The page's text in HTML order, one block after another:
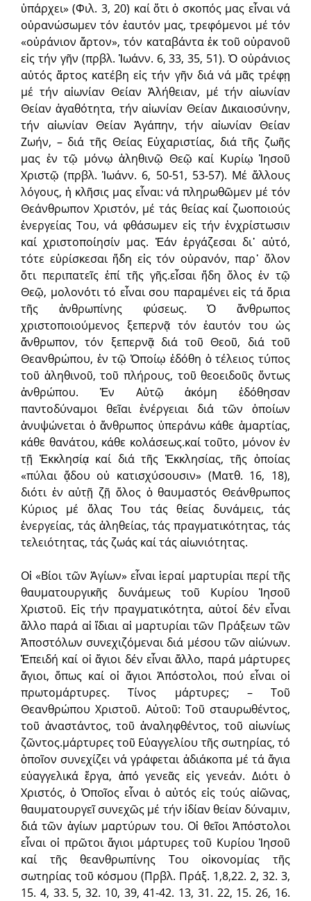
ὑπάρχει» (Φιλ. 3, 20) καί ὅτι ὁ σκοπός μας εἶναι νά
οὐρανώσωμεν τόν ἑαυτόν μας, τρεφόμενοι μέ τόν
«οὐράνιον ἄρτον», τόν καταβάντα ἐκ τοῦ οὐρανοῦ
εἰς τήν γῆν (πρβλ. Ἰωάνν. 6, 33, 35, 51). Ὁ οὐράνιος
αὐτός ἄρτος κατέβη εἰς τήν γῆν διά νά μᾶς τρέφῃ
μέ τήν αἰωνίαν Θείαν Ἀλήθειαν, μέ τήν αἰωνίαν
Θείαν ἀγαθότητα, τήν αἰωνίαν Θείαν Δικαιοσύνην,
τήν αἰωνίαν Θείαν Ἀγάπην, τήν αἰωνίαν Θείαν
Ζωήν, – διά τῆς Θείας Εὐχαριστίας, διά τῆς ζωῆς
μας ἐν τῷ μόνῳ ἀληθινῷ Θεῷ καί Κυρίῳ Ἰησοῦ
Χριστῷ (πρβλ. Ἰωάνν. 6, 50-51, 53-57). Μέ ἄλλους
λόγους, ἡ κλῆσις μας εἶναι: νά πληρωθῶμεν μέ τόν
Θεάνθρωπον Χριστόν, μέ τάς θείας καί ζωοποιούς
ἐνεργείας Του, νά φθάσωμεν εἰς τήν ἐνχρίστωσιν
καί χριστοποίησίν μας. Ἐάν ἐργάζεσαι δι᾽ αὐτό,
τότε εὑρίσκεσαι ἤδη εἰς τόν οὐρανόν, παρ᾽ ὅλον
ὅτι περιπατεῖς ἐπί τῆς γῆς.εἶσαι ἤδη ὅλος ἐν τῷ
Θεῷ, μολονότι τό εἶναι σου παραμένει εἰς τά ὅρια
τῆς ἀνθρωπίνης φύσεως. Ὁ ἄνθρωπος
χριστοποιούμενος ξεπερνᾷ τόν ἑαυτόν του ὡς
ἄνθρωπον, τόν ξεπερνᾷ διά τοῦ Θεοῦ, διά τοῦ
Θεανθρώπου, ἐν τῷ Ὁποίῳ ἐδόθη ὁ τέλειος τύπος
τοῦ ἀληθινοῦ, τοῦ πλήρους, τοῦ θεοειδοῦς ὄντως
ἀνθρώπου. Ἐν Αὐτῷ ἀκόμη ἐδόθησαν
παντοδύναμοι θεῖαι ἐνέργειαι διά τῶν ὁποίων
ἀνυψώνεται ὁ ἄνθρωπος ὑπεράνω κάθε ἁμαρτίας,
κάθε θανάτου, κάθε κολάσεως.καί τοῦτο, μόνον ἐν
τῇ Ἐκκλησίᾳ καί διά τῆς Ἐκκλησίας, τῆς ὁποίας
«πύλαι ᾅδου οὐ κατισχύσουσιν» (Ματθ. 16, 18),
διότι ἐν αὐτῇ ζῇ ὅλος ὁ θαυμαστός Θεάνθρωπος
Κύριος μέ ὅλας Του τάς θείας δυνάμεις, τάς
ἐνεργείας, τάς ἀληθείας, τάς πραγματικότητας, τάς
τελειότητας, τάς ζωάς καί τάς αἰωνιότητας.
Οἱ «Βίοι τῶν Ἁγίων» εἶναι ἱεραί μαρτυρίαι περί τῆς
θαυματουργικῆς δυνάμεως τοῦ Κυρίου Ἰησοῦ
Χριστοῦ. Εἰς τήν πραγματικότητα, αὐτοί δέν εἶναι
ἄλλο παρά αἱ ἴδιαι αἱ μαρτυρίαι τῶν Πράξεων τῶν
Ἀποστόλων συνεχιζόμεναι διά μέσου τῶν αἰώνων.
Ἐπειδή καί οἱ ἅγιοι δέν εἶναι ἄλλο, παρά μάρτυρες
ἅγιοι, ὅπως καί οἱ ἅγιοι Ἀπόστολοι, πού εἶναι οἱ
πρωτομάρτυρες. Τίνος μάρτυρες; – Τοῦ
Θεανθρώπου Χριστοῦ. Αὐτοῦ: Τοῦ σταυρωθέντος,
τοῦ ἀναστάντος, τοῦ ἀναληφθέντος, τοῦ αἰωνίως
ζῶντος.μάρτυρες τοῦ Εὐαγγελίου τῆς σωτηρίας, τό
ὁποῖον συνεχίζει νά γράφεται ἀδιάκοπα μέ τά ἅγια
εὐαγγελικά ἔργα, ἀπό γενεᾶς εἰς γενεάν. Διότι ὁ
Χριστός, ὁ Ὁποῖος εἶναι ὁ αὐτός εἰς τούς αἰῶνας,
θαυματουργεῖ συνεχῶς μέ τήν ἰδίαν θείαν δύναμιν,
διά τῶν ἁγίων μαρτύρων του. Οἱ θεῖοι Ἀπόστολοι
εἶναι οἱ πρῶτοι ἅγιοι μάρτυρες τοῦ Κυρίου Ἰησοῦ
καί τῆς θεανθρωπίνης Του οἰκονομίας τῆς
σωτηρίας τοῦ κόσμου (Πρβλ. Πράξ. 1,8,22. 2, 32. 3,
15. 4, 33. 5, 32. 10, 39, 41-42. 13, 31. 22, 15. 26, 16.